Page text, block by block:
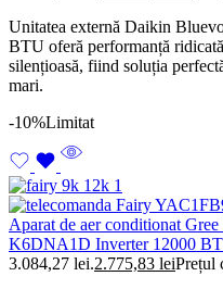
Unitatea externă Daikin
BTU oferă performanță
silențioasă, fiind soluția
mari.
-10%Limitat
Aparat de aer conditionat
K6DNA1D Inverter 12000
3.084,27 lei.2.775,83 leiPrețul